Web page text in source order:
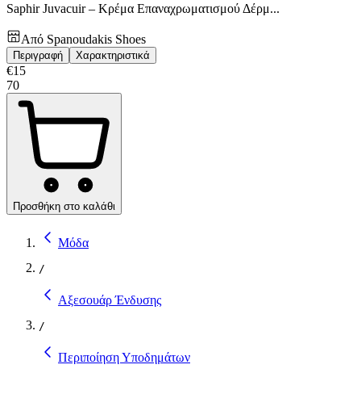
Saphir Juvacuir – Κρέμα Επαναχρωματισμού Δέρμ...
Από Spanoudakis Shoes
Περιγραφή Χαρακτηριστικά
€15
70
Προσθήκη στο καλάθι
Μόδα
/
Αξεσουάρ Ένδυσης
/
Περιποίηση Υποδημάτων